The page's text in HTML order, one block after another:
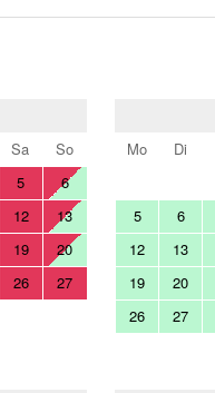
Sa
So
5
6
12
13
19
20
26
27
Mo
Di
5
6
12
13
19
20
26
27